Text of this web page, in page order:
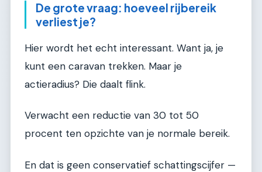
De grote vraag: hoeveel rijbereik
verliest je?
Hier wordt het echt interessant. Want ja, je
kunt een caravan trekken. Maar je
actieradius? Die daalt flink.
Verwacht een reductie van 30 tot 50
procent ten opzichte van je normale bereik.
En dat is geen conservatief schattingscijfer —